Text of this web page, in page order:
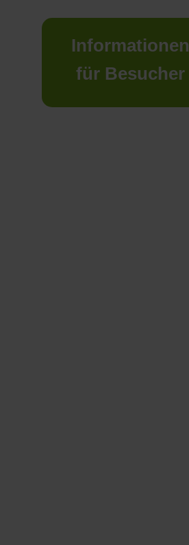
Informationen
für Besucher